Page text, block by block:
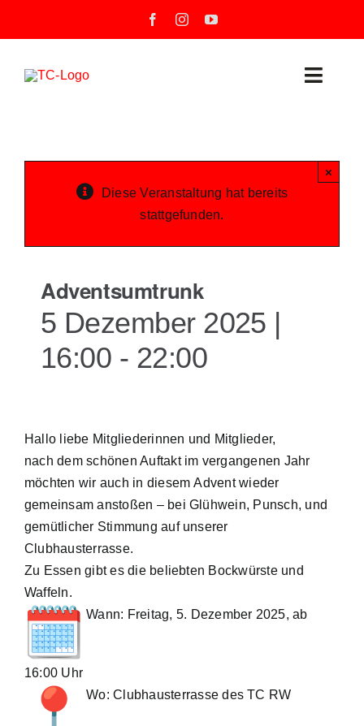
Toggle
Unsere Tennisanlage
Diese Veranstaltung hat bereits
stattgefunden.
×
Adventsumtrunk
5 Dezember 2025 |
16:00 - 22:00
Hallo liebe Mitgliederinnen und Mitglieder,
nach dem schönen Auftakt im vergangenen Jahr
möchten wir auch in diesemAdventwieder
gemeinsam anstoßen – bei Glühwein, Punsch, und
gemütlicher Stimmung auf unserer
Clubhausterrasse.
Zu Essen gibt es die beliebten Bockwürste und
Waffeln.
Wann: Freitag, 5. Dezember 2025, ab
16:00 Uhr
Wo: Clubhausterrasse des TC RW